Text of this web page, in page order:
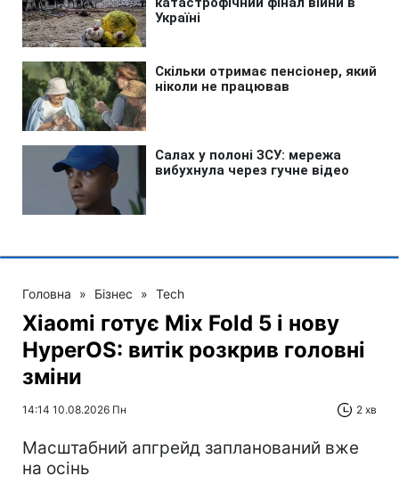
Головна » Бізнес » Tech
Xiaomi готує Mix Fold 5 і нову
HyperOS: витік розкрив головні
зміни
14:14 10.08.2026 Пн 2 хв
Масштабний апгрейд запланований вже
на осінь